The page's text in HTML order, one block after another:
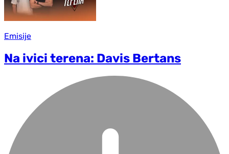
Emisije
Na ivici terena: Davis Bertans